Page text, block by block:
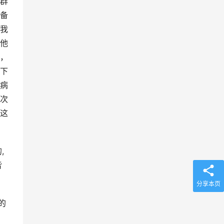
分享本页